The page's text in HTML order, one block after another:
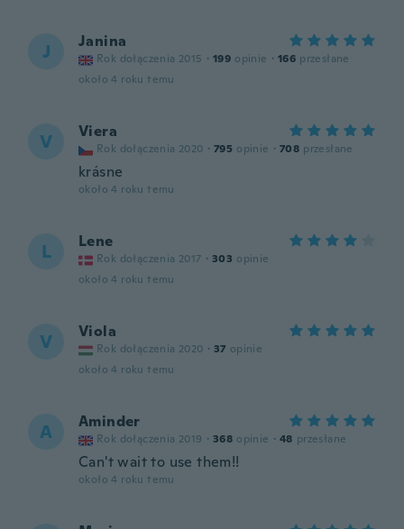
J Janina
Rok dołączenia 2015 · 199 opinie · 166 przesłane
około 4 roku temu
V Viera
Rok dołączenia 2020 · 795 opinie · 708 przesłane
krásne
około 4 roku temu
L Lene
Rok dołączenia 2017 · 303 opinie
około 4 roku temu
V Viola
Rok dołączenia 2020 · 37 opinie
około 4 roku temu
A Aminder
Rok dołączenia 2019 · 368 opinie · 48 przesłane
Can't wait to use them!!
około 4 roku temu